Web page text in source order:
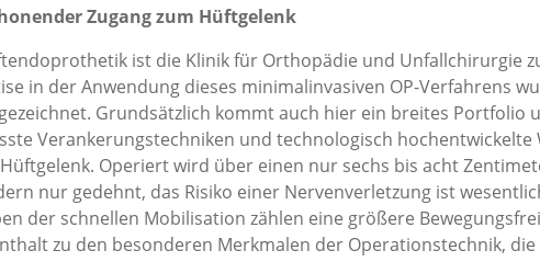
Zugang zum Hüftgelenk
ist die Klinik für Orthopädie und Unfallchirurgie
in der Anwendung dieses minimalinvasiven OP-Verfahrens
Grundsätzlich kommt auch hier ein breites
Verankerungstechniken und technologisch
Operiert wird über einen nur sechs bis acht
nur gedehnt, das Risiko einer Nervenverletzung ist
der schnellen Mobilisation zählen eine größere
zu den besonderen Merkmalen der Operationstechnik,